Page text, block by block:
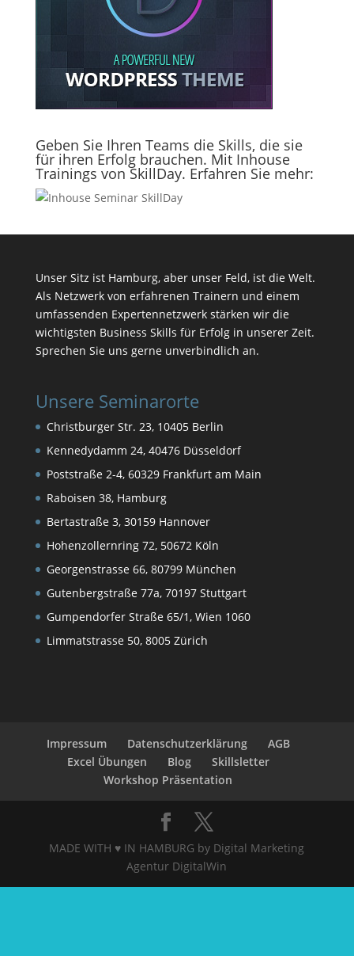
Geben Sie Ihren Teams die Skills, die sie
für ihren Erfolg brauchen. Mit Inhouse
Trainings von SkillDay. Erfahren Sie mehr:
Unser Sitz ist Hamburg, aber unser Feld, ist die Welt.
Als Netzwerk von erfahrenen Trainern und einem
umfassenden Expertennetzwerk stärken wir die
wichtigsten Business Skills für Erfolg in unserer Zeit.
Sprechen Sie uns gerne unverbindlich an.
Unsere Seminarorte
Christburger Str. 23, 10405 Berlin
Kennedydamm 24, 40476 Düsseldorf
Poststraße 2-4, 60329 Frankfurt am Main
Raboisen 38, Hamburg
Bertastraße 3, 30159 Hannover
Hohenzollernring 72, 50672 Köln
Georgenstrasse 66, 80799 München
Gutenbergstraße 77a, 70197 Stuttgart
Gumpendorfer Straße 65/1, Wien 1060
Limmatstrasse 50, 8005 Zürich
Impressum Datenschutzerklärung
AGB
Excel Übungen
Blog
Skillsletter
Workshop Präsentation
MADE WITH ♥ IN HAMBURG by Digital Marketing
Agentur DigitalWin